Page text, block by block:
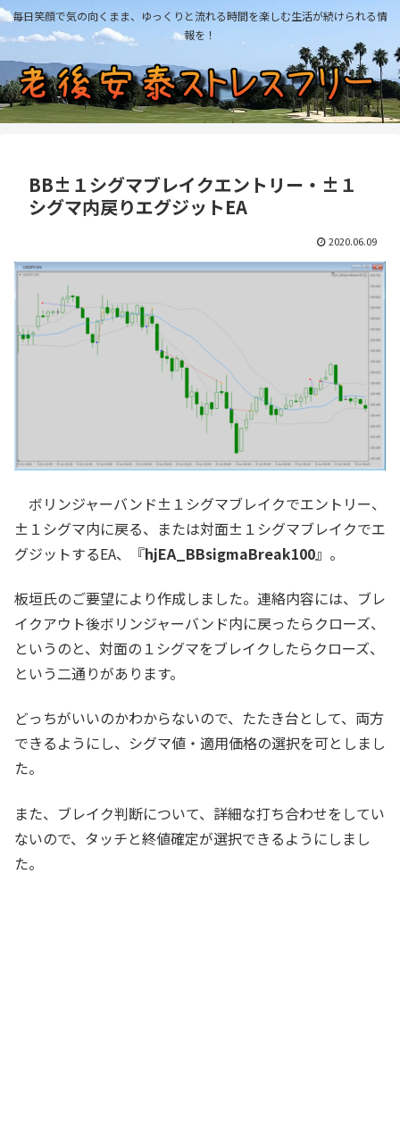
毎日笑顔で気の向くまま、ゆっくりと流れる時間を楽しむ生活が続けられる情
報を！
BB±１シグマブレイクエントリー・±１
シグマ内戻りエグジットEA
2020.06.09
ボリンジャーバンド±１シグマブレイクでエントリー、
±１シグマ内に戻る、または対面±１シグマブレイクでエ
グジットするEA、『hjEA_BBsigmaBreak100』。
板垣氏のご要望により作成しました。連絡内容には、ブレ
イクアウト後ボリンジャーバンド内に戻ったらクローズ、
というのと、対面の１シグマをブレイクしたらクローズ、
という二通りがあります。
どっちがいいのかわからないので、たたき台として、両方
できるようにし、シグマ値・適用価格の選択を可としまし
た。
また、ブレイク判断について、詳細な打ち合わせをしてい
ないので、タッチと終値確定が選択できるようにしまし
た。